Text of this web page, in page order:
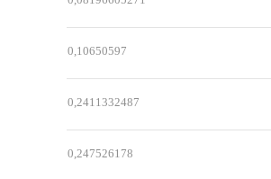
0,10650597
0,2411332487
0,247526178